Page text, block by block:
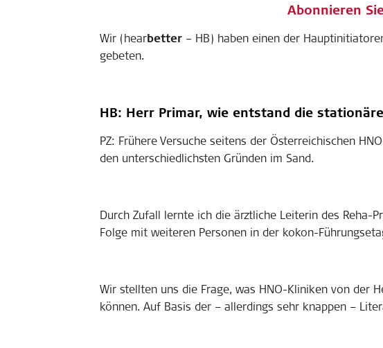
Abonnieren
Wir (hearbetter – HB) haben einen der
gebeten.
HB: Herr Primar, wie entstand die
PZ: Frühere Versuche seitens der Österreichischen
den unterschiedlichsten Gründen im Sand.
Durch Zufall lernte ich die ärztliche Leiterin des Reha-
Folge mit weiteren Personen in der kokon-
Wir stellten uns die Frage, was HNO-Kliniken von der
können. Auf Basis der – allerdings sehr knappen –